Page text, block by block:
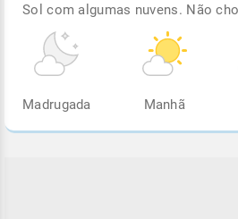
Sol com algumas nuvens. Não
Madrugada Manhã